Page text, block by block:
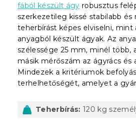
fából készült ágy robusztus
szerkezetileg kissé stabilabb és
teherbírást képes elviselni, mint
anyagból készült ágyak. Az
szélessége 25 mm, minél több,
másik mérőszám az ágyrács és
Mindezek a kritériumok
terhelhetőségét, amelyet a
Teherbírás: 120 kg